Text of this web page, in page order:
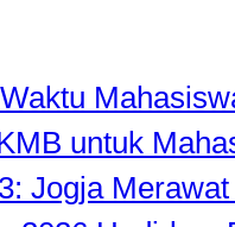
untuk
Jogja